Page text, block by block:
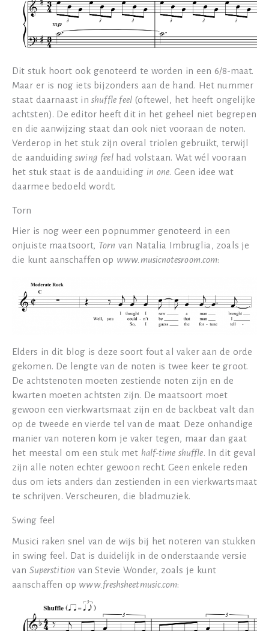
Dit stuk hoort ook genoteerd te worden in een 6/8-maat.
Maar er is nog iets bijzonders aan de hand. Het nummer
staat daarnaast inshuffle feel(oftewel, het heeft ongelijke
achtsten). De editor heeft dit in het geheel niet begrepen
en die aanwijzing staat dan ook niet vooraan de noten.
Verderop in het stuk zijn overal triolen gebruikt, terwijl
de aanduidingswing feelhad volstaan. Wat wél vooraan
het stuk staat is de aanduiding in one. Geen idee wat
daarmee bedoeld wordt.
Torn
Hier is nog weer een popnummer genoteerd in een
onjuiste maatsoort, Torn van Natalia Imbruglia, zoals je
die kunt aanschaffen op www.musicnotesroom.com:
Elders in dit blog is deze soort fout al vaker aan de orde
gekomen. De lengte van de noten is twee keer te groot.
De achtstenoten moeten zestiende noten zijn en de
kwarten moeten achtsten zijn. De maatsoort moet
gewoon een vierkwartsmaat zijn en de backbeat valt dan
op de tweede en vierde tel van de maat. Deze onhandige
manier van noteren kom je vaker tegen, maar dan gaat
het meestal om een stuk met half-time shuffle. In dit geval
zijn alle noten echter gewoon recht. Geen enkele reden
dus om iets anders dan zestienden in een vierkwartsmaat
te schrijven. Verscheuren, die bladmuziek.
Swing feel
Musici raken snel van de wijs bij het noteren van stukken
in swing feel. Dat is duidelijk in de onderstaande versie
van Superstition van Stevie Wonder, zoals je kunt
aanschaffen op www.freshsheetmusic.com: